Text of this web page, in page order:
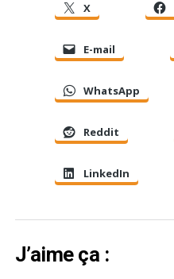
X
E-mail
WhatsApp
Reddit
LinkedIn
J’aime ça :